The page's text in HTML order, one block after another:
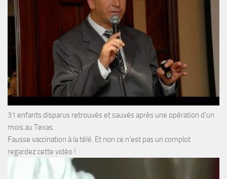
31 enfants disparus retrouvés et sauvés après une opération d’un
mois au Texas.
Fausse vaccination à la télé. Et non ce n’est pas un complot
regardez cette vidéo !